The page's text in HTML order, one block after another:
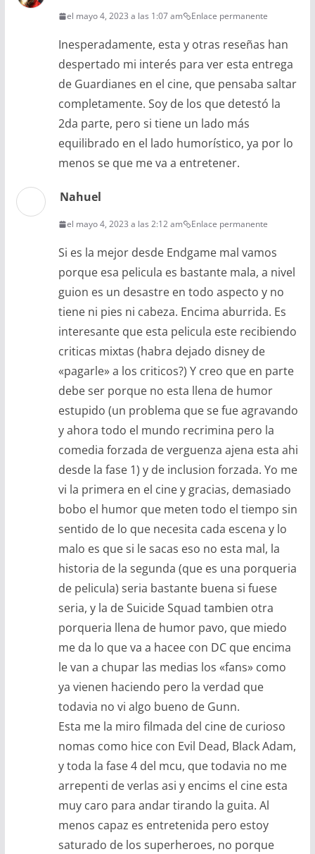
el mayo 4, 2023 a las 1:07 am Enlace permanente
Inesperadamente, esta y otras reseñas han
despertado mi interés para ver esta entrega
de Guardianes en el cine, que pensaba saltar
completamente. Soy de los que detestó la
2da parte, pero si tiene un lado más
equilibrado en el lado humorístico, ya por lo
menos se que me va a entretener.
Nahuel
el mayo 4, 2023 a las 2:12 am Enlace permanente
Si es la mejor desde Endgame mal vamos
porque esa pelicula es bastante mala, a nivel
guion es un desastre en todo aspecto y no
tiene ni pies ni cabeza. Encima aburrida. Es
interesante que esta pelicula este recibiendo
criticas mixtas (habra dejado disney de
«pagarle» a los criticos?) Y creo que en parte
debe ser porque no esta llena de humor
estupido (un problema que se fue agravando
y ahora todo el mundo recrimina pero la
comedia forzada de verguenza ajena esta ahi
desde la fase 1) y de inclusion forzada. Yo me
vi la primera en el cine y gracias, demasiado
bobo el humor que meten todo el tiempo sin
sentido de lo que necesita cada escena y lo
malo es que si le sacas eso no esta mal, la
historia de la segunda (que es una porqueria
de pelicula) seria bastante buena si fuese
seria, y la de Suicide Squad tambien otra
porqueria llena de humor pavo, que miedo
me da lo que va a hacee con DC que encima
le van a chupar las medias los «fans» como
ya vienen haciendo pero la verdad que
todavia no vi algo bueno de Gunn.
Esta me la miro filmada del cine de curioso
nomas como hice con Evil Dead, Black Adam,
y toda la fase 4 del mcu, que todavia no me
arrepenti de verlas asi y encims el cine esta
muy caro para andar tirando la guita. Al
menos capaz es entretenida pero estoy
saturado de los superheroes, no porque